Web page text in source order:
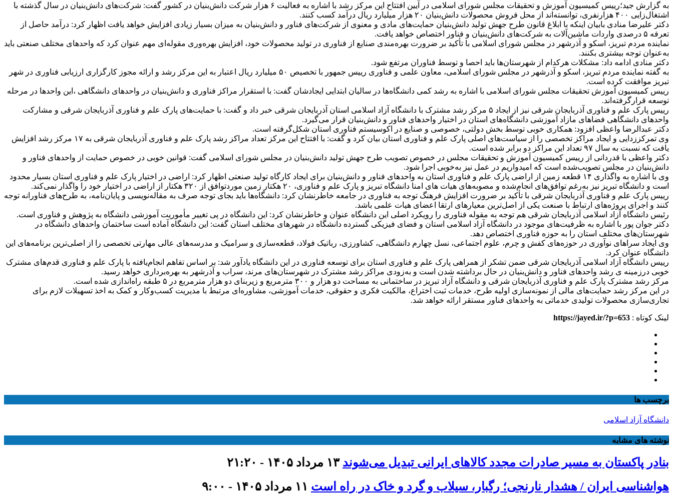
به گزارش جید؛رییس کمیسیون آموزش و تحقیقات مجلس شورای اسلامی در آیین افتتاح این مرکز رشد با اشاره به فعالیت ۶ هزار شرکت دانش‌بنیان در کشور گفت: شرکت‌های دانش‌بنیان در سال گذشته با
اشتغال‌زایی ۴۰۰ هزارنفری، توانسته‌اند از محل فروش محصولات دانش‌بنیان ۲۰ هزار میلیارد ریال درآمد کسب کنند.
دکتر علیرضا منادی بابیان اینکه با ابلاغ قانون طرح جهش تولید دانش‌بنیان حمایت‌های مادی و معنوی از شرکت‌های فناور و دانش‌بنیان به میزان بسیار زیادی افزایش خواهد یافت اظهار کرد: درآمد حاصل از
تعرفه ۵ درصدی واردات ماشین‌آلات به شرکت‌های دانش‌بنیان و فناور اختصاص خواهد یافت.
نماینده مردم تبریز، اسکو و آذرشهر در مجلس شورای اسلامی با تأکید بر ضرورت بهره‌مندی صنایع از فناوری در تولید محصولات خود، افزایش بهره‌وری مقوله‌ای مهم عنوان کرد که واحدهای مختلف صنعتی باید
به‌عنوان توجه بیشتری بکنند.
دکتر منادی ادامه داد: مشکلات هرکدام از شهرستان‌ها باید احصا و توسط فناوران مرتفع شود.
به گفته نماینده مردم تبریز، اسکو و آذرشهر در مجلس شورای اسلامی، معاون علمی و فناوری رییس جمهور با تخصیص ۵۰ میلیارد ریال اعتبار به این مرکز رشد و ارائه مجوز کارگزاری ارزیابی فناوری در شهر
تبریز موافقت کرده است.
رییس کمیسیون آموزش تحقیقات مجلس شورای اسلامی با اشاره به رشد کمی دانشگاه‌ها در سالیان ابتدایی ایجادشان گفت: با استقرار مراکز فناوری و دانش‌بنیان در واحدهای دانشگاهی ،این واحدها در مرحله
توسعه قرارگرفته‌اند.
رییس پارک علم و فناوری آذربایجان شرقی نیز از ایجاد ۵ مرکز رشد مشترک با دانشگاه آزاد اسلامی استان آذربایجان شرقی خبر داد و گفت: با حمایت‌های پارک علم و فناوری آذربایجان شرقی و مشارکت
واحدهای دانشگاهی فضاهای مازاد آموزشی دانشگاه‌های استان در اختیار واحدهای فناور و دانش‌بنیان قرار می‌گیرد.
دکتر عبدالرضا واعظی افزود: همکاری خوبی توسط بخش دولتی، خصوصی و صنایع در اکوسیستم فناوری استان شکل‌گرفته است.
وی تمرکززدایی و ایجاد مراکز تخصصی را از سیاست‌های اصلی پارک علم و فناوری استان بیان کرد و گفت: با افتتاح این مرکز تعداد مراکز رشد پارک علم و فناوری آذربایجان شرقی به ۱۷ مرکز رشد افزایش
یافت که نسبت به سال ۹۷ تعداد این مراکز دو برابر شده است.
دکتر واعظی با قدردانی از رییس کمیسیون آموزش و تحقیقات مجلس در خصوص تصویب طرح جهش تولید دانش‌بنیان در مجلس شورای اسلامی گفت: قوانین خوبی در خصوص حمایت از واحدهای فناور و
دانش‌بنیان در مجلس تصویب‌شده است که امیدواریم در عمل نیز به‌خوبی اجرا شود.
وی با اشاره به واگذاری ۱۴ قطعه زمین از اراضی پارک علم و فناوری استان به واحدهای فناور و دانش‌بنیان برای ایجاد کارگاه تولید صنعتی اظهار کرد: اراضی در اختیار پارک علم و فناوری استان بسیار محدود
است و دانشگاه تبریز نیز به‌رغم توافق‌های انجام‌شده و مصوبه‌های هیات های امنا دانشگاه تبریز و پارک علم و فناوری، ۲۰ هکتار زمین موردتوافق از ۳۲۰ هکتار از اراضی در اختیار خود را واگذار نمی‌کند.
رییس پارک علم و فناوری آذربایجان شرقی با تأکید بر ضرورت افزایش فرهنگ توجه به فناوری در جامعه خاطرنشان کرد: دانشگاه‌ها باید بجای توجه صرف به مقاله‌نویسی و پایان‌نامه، به طرح‌های فناورانه توجه
کنند و اجرای پروژه‌های ارتباط با صنعت یکی از اصل‌ترین معیارهای ارتقا اعضای هیات علمی باشد.
رئیس دانشگاه آزاد اسلامی آذربایجان شرقی هم توجه به مقوله فناوری را رویکرد اصلی این دانشگاه عنوان و خاطرنشان کرد: این دانشگاه در پی تغییر مأموریت آموزشی دانشگاه به پژوهش و فناوری است.
دکتر جوان پور با اشاره به ظرفیت‌های موجود در دانشگاه آزاد اسلامی استان و فضای فیزیکی گسترده دانشگاه در شهرهای مختلف استان گفت: این دانشگاه آماده است ساختمان واحدهای دانشگاه در
شهرستان‌های مختلف استان را به حوزه فناوری اختصاص دهد.
وی ایجاد سراهای نوآوری در حوزه‌های کفش و چرم، علوم اجتماعی، نسل چهارم دانشگاهی، کشاورزی، رباتیک فولاد، قطعه‌سازی و سرامیک و مدرسه‌های عالی مهارتی تخصصی را از اصلی‌ترین برنامه‌های این
دانشگاه عنوان کرد.
رییس دانشگاه آزاد اسلامی آذربایجان شرقی ضمن تشکر از همراهی پارک علم و فناوری استان برای توسعه فناوری در این دانشگاه یادآور شد: بر اساس تفاهم انجام‌یافته با پارک علم و فناوری قدم‌های مشترک
خوبی درزمینه ی رشد واحدهای فناور و دانش‌بنیان در حال برداشته شدن است و به‌زودی مراکز رشد مشترک در شهرستان‌های مرند، سراب و آذرشهر به بهره‌برداری خواهد رسید.
مرکز رشد مشترک پارک علم و فناوری آذربایجان شرقی و دانشگاه آزاد تبریز در ساختمانی به مساحت دو هزار و ۳۰۰ مترمربع و زیربنای دو هزار مترمربع در ۵ طبقه راه‌اندازی شده است.
در این مرکز رشد حمایت‌های مالی از نمونه‌سازی اولیه طرح، خدمات ثبت اختراع، مالکیت فکری و حقوقی، خدمات آموزشی، مشاوره‌ای مرتبط با مدیریت کسب‌وکار و کمک به اخذ تسهیلات لازم برای
تجاری‌سازی محصولات تولیدی خدماتی به واحدهای فناور مستقر ارائه خواهد شد.
لینک کوتاه : https://jayed.ir/?p=653
برچسب ها
دانشگاه آزاد اسلامی
نوشته های مشابه
بنادر پاکستان به مسیر صادرات مجدد کالاهای ایرانی تبدیل می‌شوند ۱۳ مرداد ۱۴۰۵ - ۲۱:۲۰
هواشناسی ایران / هشدار نارنجی؛ رگبار، سیلاب و گرد و خاک در راه است ۱۱ مرداد ۱۴۰۵ - ۹:۰۰